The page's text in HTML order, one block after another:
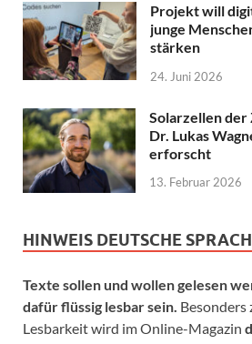
Projekt will
junge
stärken
24. Juni 2026
Solarzellen
Dr. Lukas
erforscht
13. Februar 2026
HINWEIS DEUTSCHE
Texte sollen und wollen gelesen
dafür flüssig lesbar sein. Besonders
Lesbarkeit wird im Online-Magazin